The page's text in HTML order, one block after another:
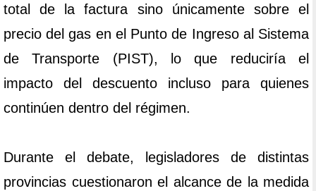
total de la factura sino únicamente sobre el
precio del gas en el Punto de Ingreso al Sistema
de Transporte (PIST), lo que reduciría el
impacto del descuento incluso para quienes
continúen dentro del régimen.
Durante el debate, legisladores de distintas
provincias cuestionaron el alcance de la medida